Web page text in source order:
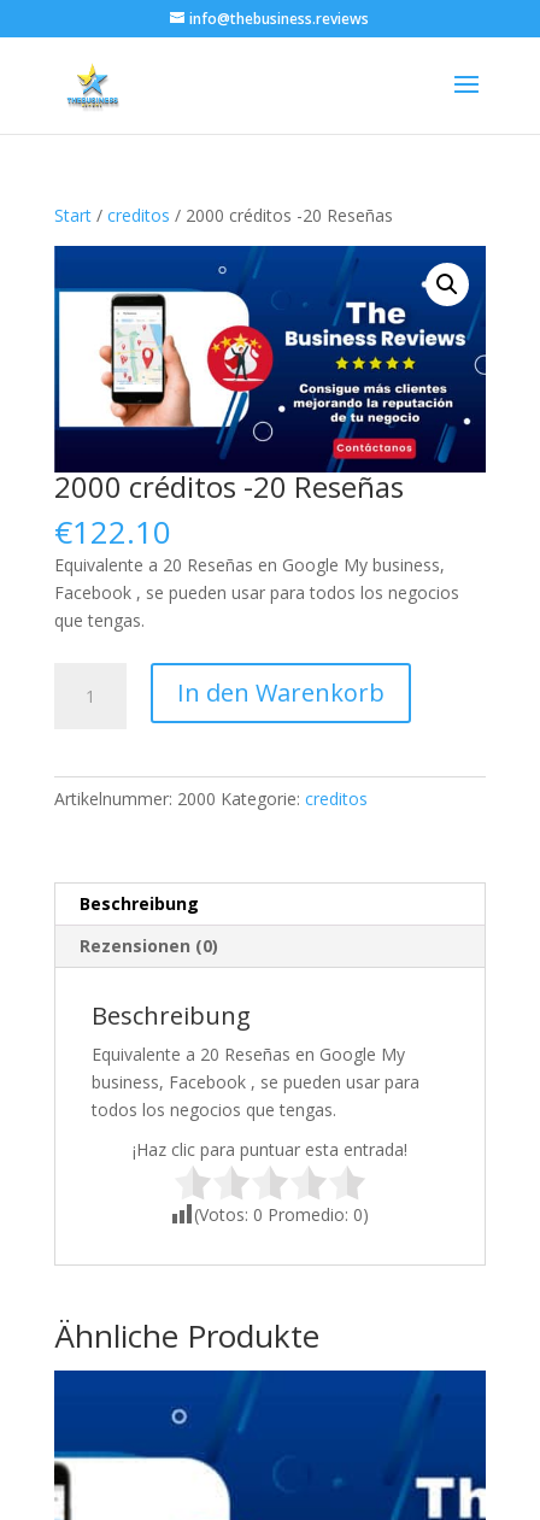
info@thebusiness.reviews
Start/ creditos / 2000 créditos -20 Reseñas
2000 créditos -20 Reseñas
€122.10
Equivalente a 20 Reseñas en Google My business,
Facebook , se pueden usar para todos los negocios
que tengas.
créditos
In den Warenkorb
Artikelnummer: 2000 Kategorie: creditos
Beschreibung
Rezensionen (0)
Beschreibung
Equivalente a 20 Reseñas en Google My
business, Facebook , se pueden usar para
todos los negocios que tengas.
¡Haz clic para puntuar esta entrada!
(Votos: 0 Promedio: 0)
Ähnliche Produkte